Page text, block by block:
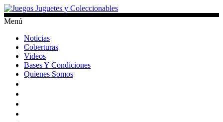
Saltar
al
contenido
Juguetes
Coleccionables
Noticias
para
coleccionistas.
Menú
Noticias
Coberturas
Videos
Bases Y Condiciones
Quienes Somos